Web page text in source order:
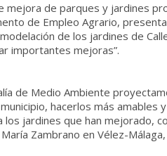
mejora de parques y jardines
de Empleo Agrario,
de los jardines de
importantes mejoras”.
de Medio Ambiente
hacerlos más amables y
jardines que han mejorado,
Zambrano en Vélez-Málaga,